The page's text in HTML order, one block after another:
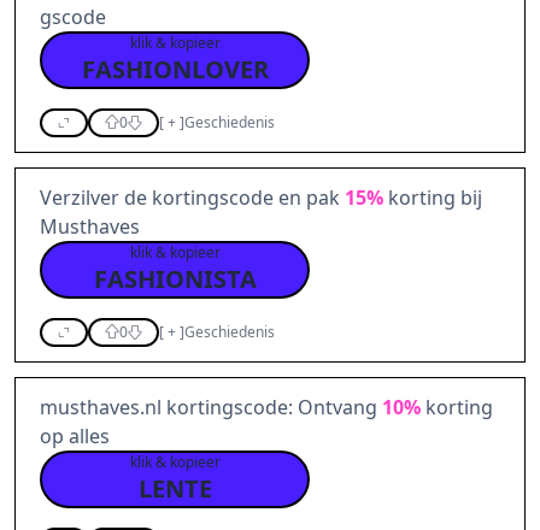
gscode
klik & kopieer
FASHIONLOVER
0 [+]Geschiedenis
Verzilver de kortingscode en pak 15% korting bij
Musthaves
klik & kopieer
FASHIONISTA
0 [+]Geschiedenis
musthaves.nl kortingscode: Ontvang 10% korting
op alles
klik & kopieer
LENTE